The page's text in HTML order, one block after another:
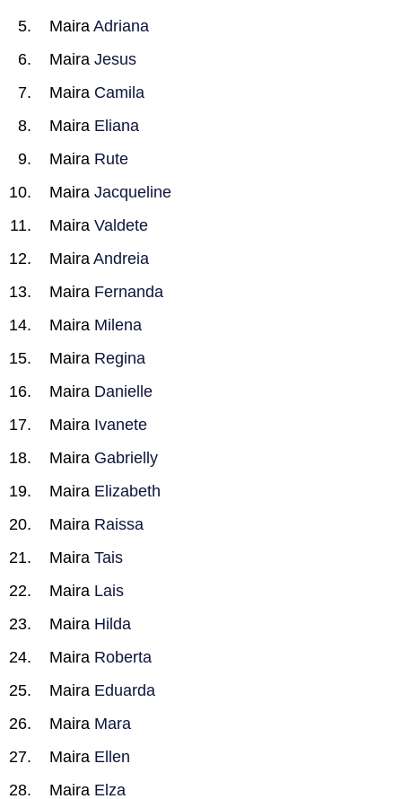
Maira Adriana
Maira Jesus
Maira Camila
Maira Eliana
Maira Rute
Maira Jacqueline
Maira Valdete
Maira Andreia
Maira Fernanda
Maira Milena
Maira Regina
Maira Danielle
Maira Ivanete
Maira Gabrielly
Maira Elizabeth
Maira Raissa
Maira Tais
Maira Lais
Maira Hilda
Maira Roberta
Maira Eduarda
Maira Mara
Maira Ellen
Maira Elza